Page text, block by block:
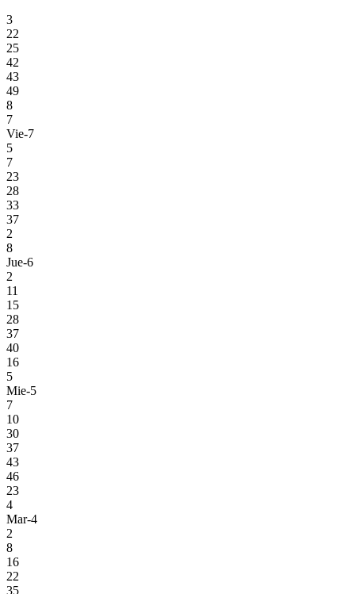
3
22
25
42
43
49
8
7
Vie-7
5
7
23
28
33
37
2
8
Jue-6
2
11
15
28
37
40
16
5
Mie-5
7
10
30
37
43
46
23
4
Mar-4
2
8
16
22
35